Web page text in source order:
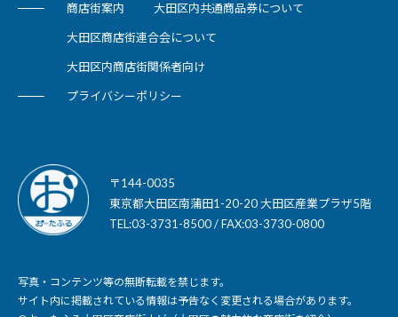
商店街案内 大田区内共通商品券について
大田区商店街連合会について
大田区内商店街関係者向け
プライバシーポリシー
〒144-0035
東京都大田区南蒲田1-20-20 大田区産業プラザ5階
TEL:03-3731-8500 / FAX:03-3730-0800
写真・コンテンツ等の無断転載を禁じます。
サイト内に掲載されている情報は予告なく変更される場合があります。